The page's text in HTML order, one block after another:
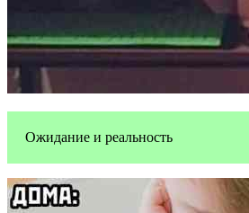
Ожидание и реальность